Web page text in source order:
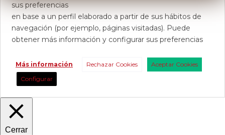
sus preferencias
en base a un perfil elaborado a partir de sus hábitos de
navegación (por ejemplo, páginas visitadas). Puede
obtener más información y configurar sus preferencias
Más información Rechazar Cookies
Aceptar Cookies
Configurar
Cerrar